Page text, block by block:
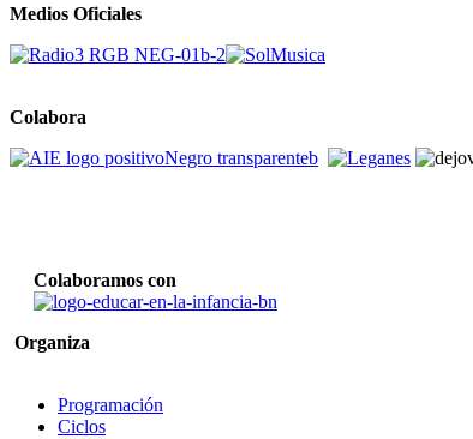
Medios Oficiales
Colabora
Colaboramos con
Organiza
Programación
Ciclos